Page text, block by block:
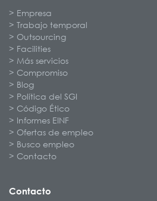
Empresa
Trabajo temporal
Outsourcing
Facilities
Más servicios
Compromiso
Blog
Política del SGI
Código Ético
Informes EINF
Ofertas de empleo
Busco empleo
Contacto
Contacto